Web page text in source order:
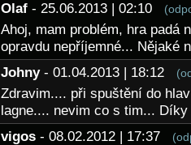
Olaf - 25.06.2013 | 02:10
Ahoj, mam problém, hra padá
opravdu nepříjemné... Nějaké
Johny - 01.04.2013 | 18:12
Zdravim.... při spuštění do
lagne.... nevim co s tim... Díky
vigos - 08.02.2012 | 17:37